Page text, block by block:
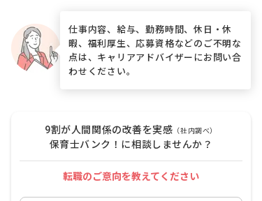
仕事内容、給与、勤務時間、休日・休
暇、福利厚生、応募資格などのご不明な
点は、キャリアアドバイザーにお問い合
わせください。
9割が人間関係の改善を実感 （社内調べ）
保育士バンク！に相談しませんか？
転職のご意向を教えてください